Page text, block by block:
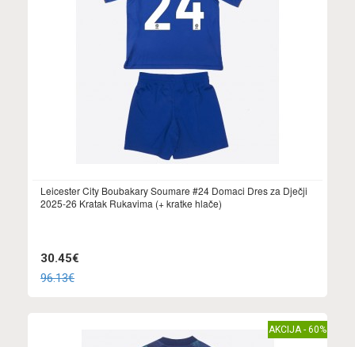
Leicester City Boubakary Soumare #24 Domaci Dres za Dječji
2025-26 Kratak Rukavima (+ kratke hlače)
30.45€
96.13€
AKCIJA - 60%